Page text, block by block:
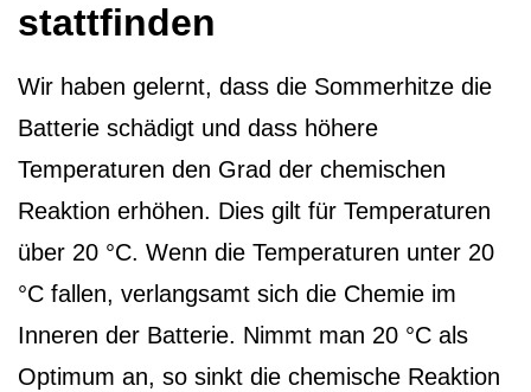
stattfinden
Wir haben gelernt, dass die Sommerhitze die
Batterie schädigt und dass höhere
Temperaturen den Grad der chemischen
Reaktion erhöhen. Dies gilt für Temperaturen
über 20 °C. Wenn die Temperaturen unter 20
°C fallen, verlangsamt sich die Chemie im
Inneren der Batterie. Nimmt man 20 °C als
Optimum an, so sinkt die chemische Reaktion